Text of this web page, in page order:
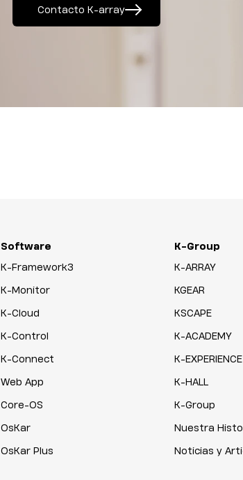
Contacto K-array
Software
K-Framework3
K-Monitor
K-Cloud
K-Control
K-Connect
Web App
Core-OS
OsKar
OsKar Plus
K-Group
K-ARRAY
KGEAR
KSCAPE
K-ACADEMY
K-EXPERIENCE
K-HALL
K-Group
Nuestra
Noticias y